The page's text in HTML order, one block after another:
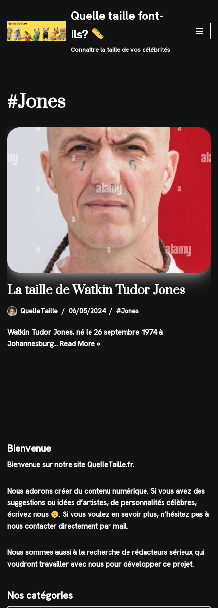
Skip
to
Quelle taille font-
ils?
Connaître la taille de vos célébrités
#Jones
La taille de Watkin Tudor Jones
QuelleTaille 06/05/2024 #Jones
Watkin Tudor Jones, né le 26 septembre 1974 à
Johannesburg… Read More »
Bienvenue
Bienvenue sur notre site QuelleTaille.fr.
Nous adorons créer du contenu numérique. Si vous avez des
suggestions ou idées d’artistes, de personnalités célèbres,
écrivez nous
. Si vous voulez en savoir plus, n’hésitez pas à
nous contacter directement par mail.
Nous sommes aussi à la recherche de rédacteurs sérieux qui
voudront travailler avec nous pour développer ce projet.
Nos catégories